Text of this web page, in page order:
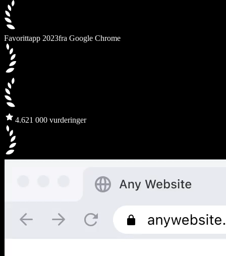
Favorittapp 2023fra Google Chrome
4.621 000 vurderinger